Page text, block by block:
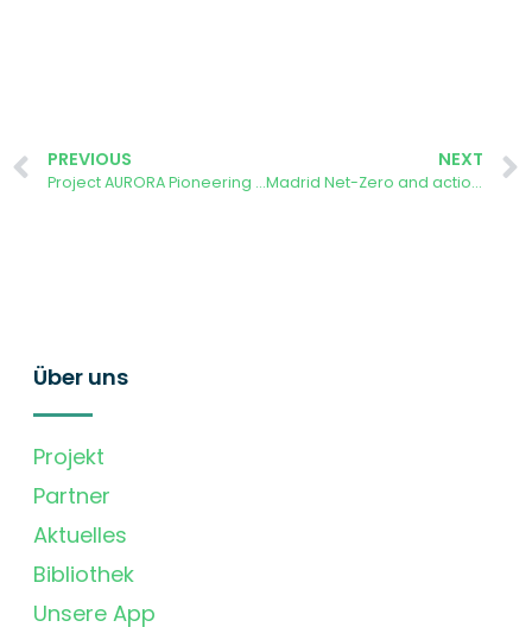
PREVIOUS
Project AURORA Pioneering Near Twinning Arrangements with the EELISA Universities Alliance, ONWAGA and the ETSISI-UPM
NEXT
Madrid Net-Zero and actions on Campus sur: How can the AURORA project help the city to its goals
Über uns
Projekt
Partner
Aktuelles
Bibliothek
Unsere App